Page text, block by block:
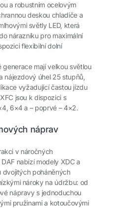
a robustním ocelovým
deskou chladiče a
světly LED, která
nárazníku pro maximální
flexibilní dolní
generace mají velkou světlou
nájezdový úhel 25 stupňů,
vyžadující častou jízdu
jsou k dispozici s
6×4 a – poprvé – 4×2.
náprav
v náročných
nabízí modely XDC a
dvojitých poháněných
nároky na údržbu: od
nápravy s jednoduchou
pružinami a kotoučovými